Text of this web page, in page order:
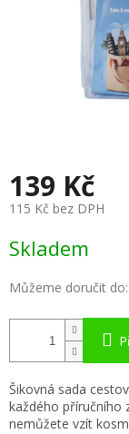
139 Kč
115 Kč bez DPH
cena:
Skladem
Můžeme doručit do:
Šikovná sada
každého příručního
nemůžete vzít